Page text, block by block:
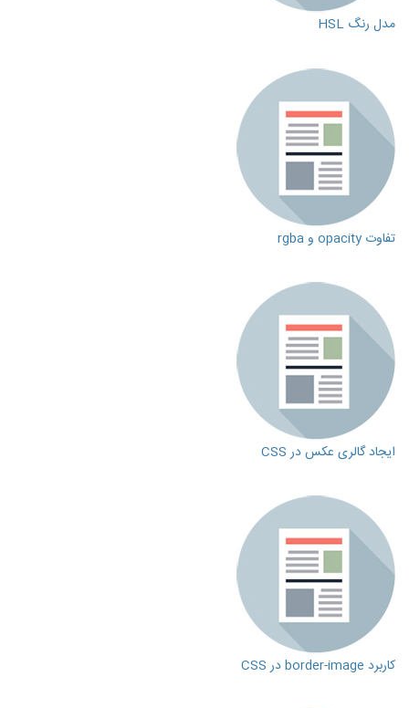
مدل رنگ HSL
تفاوت opacity و rgba
ایجاد گالری عکس در CSS
کاربرد border-image در CSS